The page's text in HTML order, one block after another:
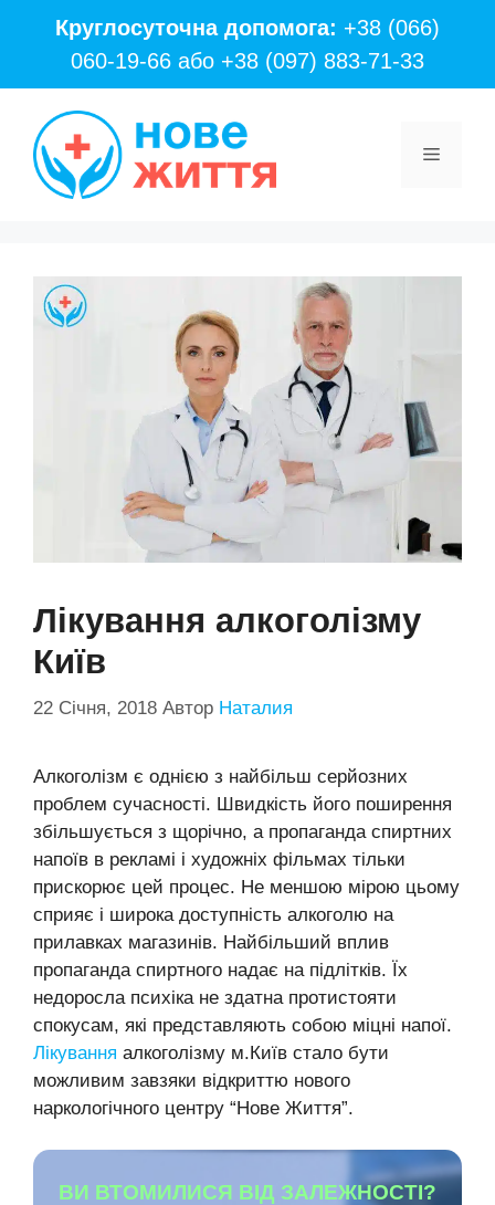
Круглосуточна допомога: +38 (066)
060-19-66 або +38 (097) 883-71-33
Меню
Лікування алкоголізму
Київ
22 Січня, 2018 Автор Наталия
Алкоголізм є однією з найбільш серйозних
проблем сучасності. Швидкість його поширення
збільшується з щорічно, а пропаганда спиртних
напоїв в рекламі і художніх фільмах тільки
прискорює цей процес. Не меншою мірою цьому
сприяє і широка доступність алкоголю на
прилавках магазинів. Найбільший вплив
пропаганда спиртного надає на підлітків. Їх
недоросла психіка не здатна протистояти
спокусам, які представляють собою міцні напої.
Лікування алкоголізму м.Київ стало бути
можливим завзяки відкриттю нового
наркологічного центру “Нове Життя”.
ВИ ВТОМИЛИСЯ ВІД ЗАЛЕЖНОСТІ?